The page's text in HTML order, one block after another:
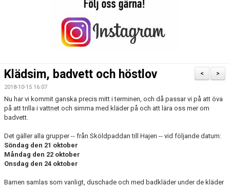
HAJEN
DELFINEN
VANLIGA FRÅGOR
>
<
Klädsim, badvett och höstlov
2018-10-15 16:07
Nu har vi kommit ganska precis mitt i terminen, och då passar vi på att öva
på att trilla i vattnet och simma med kläder på och att lära oss mer om
badvett.
Det gäller alla grupper -- från Sköldpaddan till Hajen -- vid följande datum:
Söndag den 21 oktober
Måndag den 22 oktober
Onsdag den 24 oktober
Barnen samlas som vanligt, duschade och med badkläder under de kläder